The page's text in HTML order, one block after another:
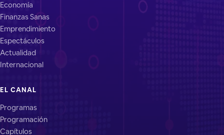
Economía
Finanzas Sanas
Emprendimiento
Espectáculos
Actualidad
Internacional
EL CANAL
Programas
Programación
Capítulos